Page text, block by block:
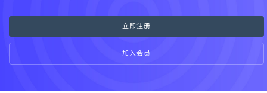
立即注册
加入会员